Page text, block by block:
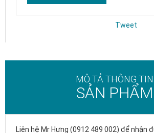
Tweet
MÔ TẢ THÔNG TIN
SẢN PHẨM
Liên hệ Mr Hưng (0912 489 002) để nhận